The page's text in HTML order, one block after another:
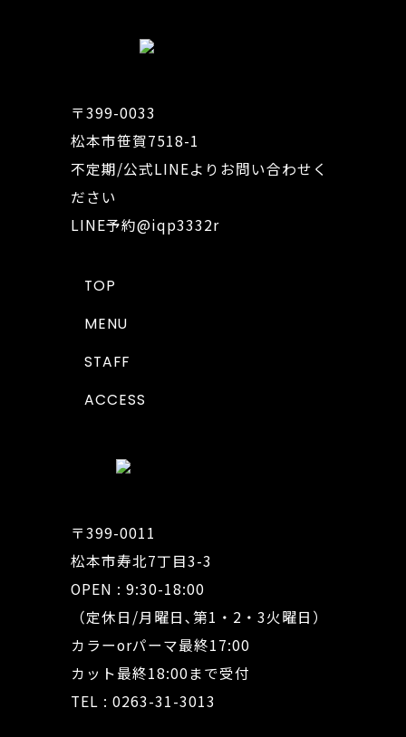
〒399-0033
松本市笹賀7518-1
不定期/公式LINEよりお問い合わせく
ださい
LINE予約@iqp3332r
TOP
MENU
STAFF
ACCESS
〒399-0011
松本市寿北7丁目3-3
OPEN : 9:30-18:00
（定休日/月曜日､第1・2・3火曜日）
カラーorパーマ最終17:00
カット最終18:00まで受付
TEL : 0263-31-3013